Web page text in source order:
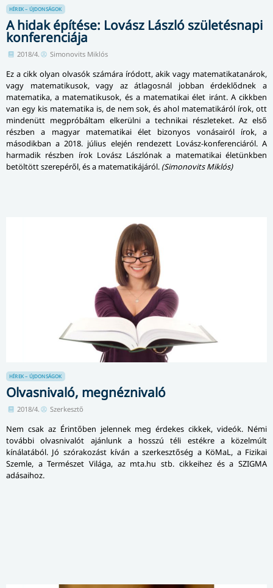
HÍREK – ÚJDONSÁGOK
A hidak építése: Lovász László születésnapi
konferenciája
2018/4. Simonovits Miklós
Ez a cikk olyan olvasók számára íródott, akik vagy matematikatanárok,
vagy matematikusok, vagy az átlagosnál jobban érdeklődnek a
matematika, a matematikusok, és a matematikai élet iránt. A cikkben
van egy kis matematika is, de nem sok, és ahol matematikáról írok, ott
mindenütt megpróbáltam elkerülni a technikai részleteket. Az első
részben a magyar matematikai élet bizonyos vonásairól írok, a
másodikban a 2018. július elején rendezett Lovász-konferenciáról. A
harmadik részben írok Lovász Lászlónak a matematikai életünkben
betöltött szerepéről, és a matematikájáról. (Simonovits Miklós)
HÍREK – ÚJDONSÁGOK
Olvasnivaló, megnéznivaló
2018/4. Szerkesztő
Nem csak az Érintőben jelennek meg érdekes cikkek, videók. Némi
további olvasnivalót ajánlunk a hosszú téli estékre a közelmúlt
kínálatából. Jó szórakozást kíván a szerkesztőség a KöMaL, a Fizikai
Szemle, a Természet Világa, az mta.hu stb. cikkeihez és a SZIGMA
adásaihoz.